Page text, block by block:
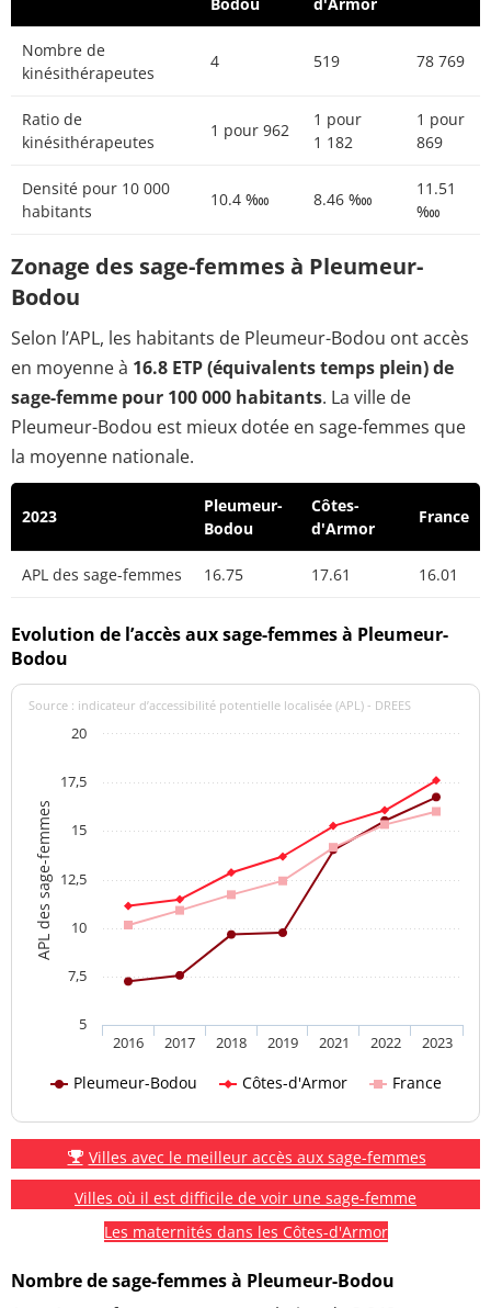
Nombre de
kinésithérapeutes
4 519 78 769
Ratio de
kinésithérapeutes
1 pour 962
1 pour
1 182
1 pour
869
Densité pour 10 000
habitants
10.4 ‱ 8.46 ‱
11.51
‱
Zonage des sage-femmes à Pleumeur-
Bodou
Selon l’APL, les habitants de Pleumeur-Bodou ont accès
en moyenne à 16.8 ETP (équivalents temps plein) de
sage-femme pour 100 000 habitants. La ville de
Pleumeur-Bodou est mieux dotée en sage-femmes que
la moyenne nationale.
2023
Pleumeur-
Bodou
Côtes-
d'Armor
France
APL des sage-femmes 16.75 17.61 16.01
Evolution de l’accès aux sage-femmes à Pleumeur-
Bodou
APL des sage-femmes
Source : indicateur d’accessibilité potentielle localisée (APL) - DREES
Pleumeur-Bodou Côtes-d'Armor France
2016 2017 2018 2019 2021 2022 2023
5
7,5
10
12,5
15
17,5
20
Villes avec le meilleur accès aux sage-femmes
Villes où il est difficile de voir une sage-femme
Les maternités dans les Côtes-d'Armor
Nombre de sage-femmes à Pleumeur-Bodou